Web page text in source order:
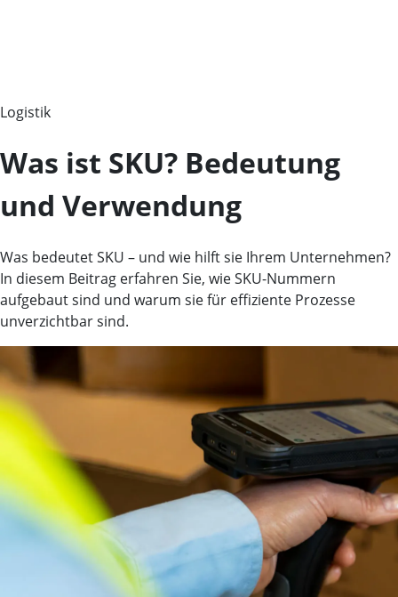
Logistik
Was ist SKU? Bedeutung
und Verwendung
Was bedeutet SKU – und wie hilft sie Ihrem Unternehmen?
In diesem Beitrag erfahren Sie, wie SKU-Nummern
aufgebaut sind und warum sie für effiziente Prozesse
unverzichtbar sind.